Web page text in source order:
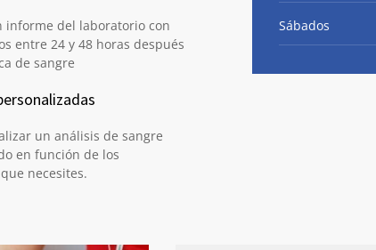
informe del laboratorio con
entre 24 y 48 horas después
de sangre
un análisis de sangre
en función de los
necesites.
Sábados